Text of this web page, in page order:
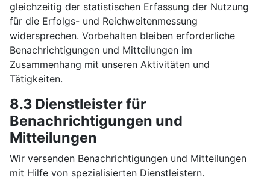
gleichzeitig der statistischen Erfassung der Nutzung
für die Erfolgs- und Reichweitenmessung
widersprechen. Vorbehalten bleiben erforderliche
Benachrichtigungen und Mitteilungen im
Zusammenhang mit unseren Aktivitäten und
Tätigkeiten.
8.3 Dienstleister für
Benachrichtigungen und
Mitteilungen
Wir versenden Benachrichtigungen und Mitteilungen
mit Hilfe von spezialisierten Dienstleistern.